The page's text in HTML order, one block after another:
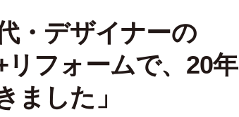
・デザイナーの
フォームで、20年
ました」